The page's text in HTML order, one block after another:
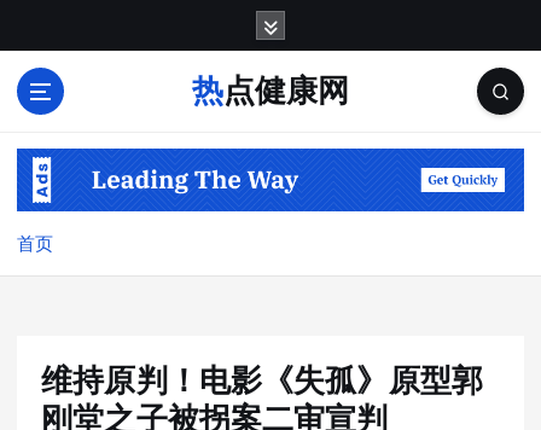
热点健康网
首页
维持原判！电影《失孤》原型郭
刚堂之子被拐案二审宣判